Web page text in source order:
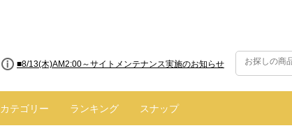
■8/13(木)AM2:00～サイトメンテナンス実施のお知らせ
カテゴリー ランキング スナップ